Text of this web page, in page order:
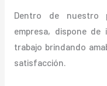
Dentro de nuestro
empresa, dispone
trabajo brindando
satisfacción.